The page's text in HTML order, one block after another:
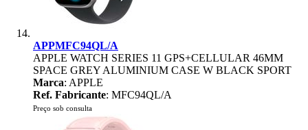
APPMFC94QL/A
APPLE WATCH SERIES 11 GPS+CELLULAR 46MM
SPACE GREY ALUMINIUM CASE W BLACK SPORT
Marca: APPLE
Ref. Fabricante: MFC94QL/A
Preço sob consulta